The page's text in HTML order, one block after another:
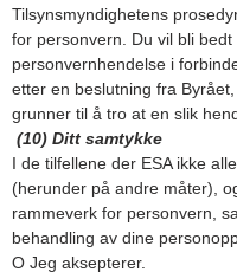
Tilsynsmyndighetens
for personvern. Du vil bli
personvernhendelse i
etter en beslutning fra
grunner til å tro at en slik
(10) Ditt samtykke
I de tilfellene der ESA ikke
(herunder på andre måter),
rammeverk for personvern,
behandling av dine
O Jeg aksepterer.